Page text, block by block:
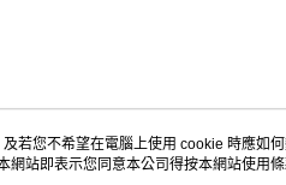
客服資訊
若您不希望在電腦上使用 cookie 時應如
網站即表示您同意本公司得按本網站使用